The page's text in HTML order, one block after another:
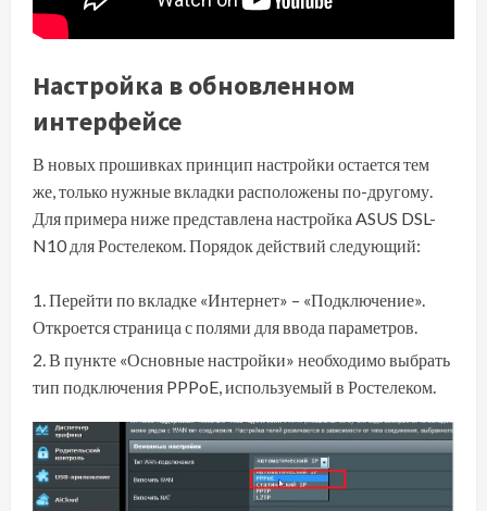
Настройка в обновленном
интерфейсе
В новых прошивках принцип настройки остается тем
же, только нужные вкладки расположены по-другому.
Для примера ниже представлена настройка ASUS DSL-
N10 для Ростелеком. Порядок действий следующий:
Перейти по вкладке «Интернет» – «Подключение».
Откроется страница с полями для ввода параметров.
В пункте «Основные настройки» необходимо выбрать
тип подключения PPPoE, используемый в Ростелеком.